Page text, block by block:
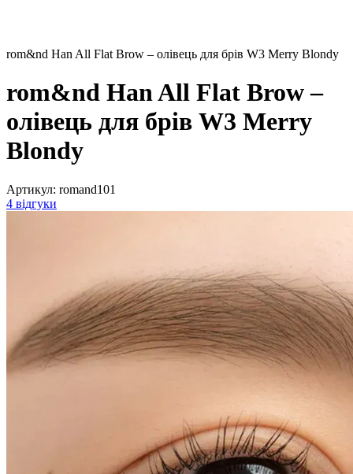
rom&nd Han All Flat Brow – олівець для брів W3 Merry Blondy
rom&nd Han All Flat Brow –
олівець для брів W3 Merry
Blondy
Артикул: romand101
4 відгуки